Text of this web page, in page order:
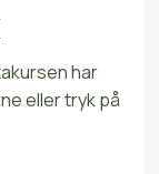
har
eller tryk på